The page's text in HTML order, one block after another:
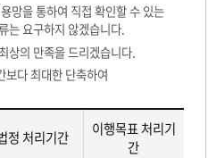
망을 통하여 직접 확인할 수 있는
는 요구하지 않겠습니다.
상의 만족을 드리겠습니다.
보다 최대한 단축하여
정 처리기간
이행목표 처리기
간